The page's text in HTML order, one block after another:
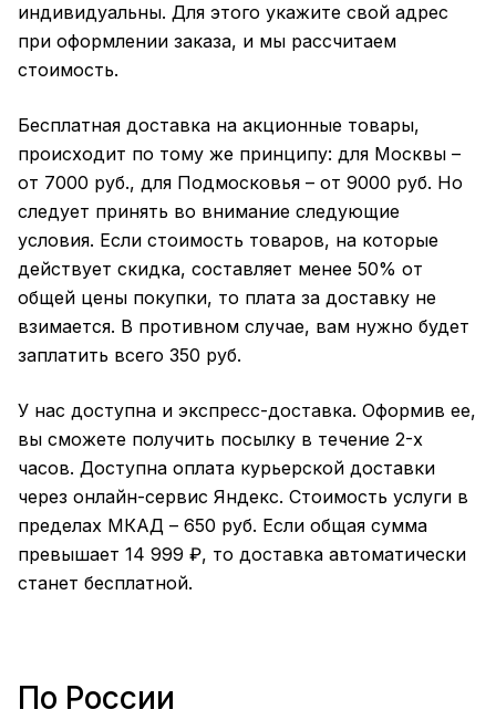
индивидуальны. Для этого укажите свой адрес
при оформлении заказа, и мы рассчитаем
стоимость.
Бесплатная доставка на акционные товары,
происходит по тому же принципу: для Москвы –
от 7000 руб., для Подмосковья – от 9000 руб. Но
следует принять во внимание следующие
условия. Если стоимость товаров, на которые
действует скидка, составляет менее 50% от
общей цены покупки, то плата за доставку не
взимается. В противном случае, вам нужно будет
заплатить всего 350 руб.
У нас доступна и экспресс-доставка. Оформив ее,
вы сможете получить посылку в течение 2-х
часов. Доступна оплата курьерской доставки
через онлайн-сервис Яндекс. Стоимость услуги в
пределах МКАД – 650 руб. Если общая сумма
превышает 14 999 ₽, то доставка автоматически
станет бесплатной.
По России